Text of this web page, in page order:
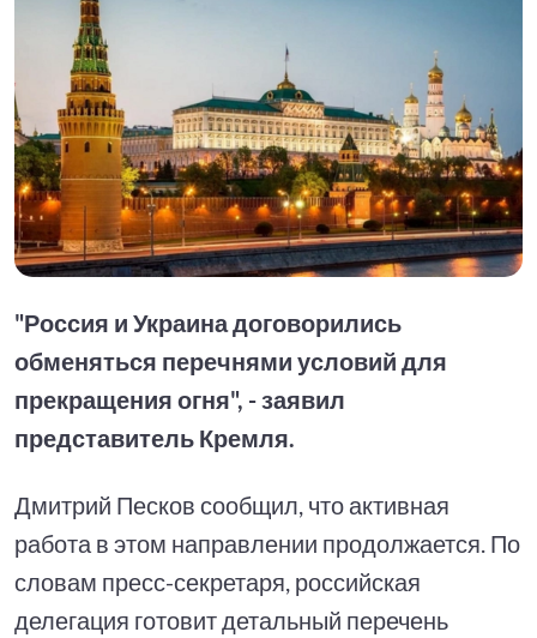
"Россия и Украина договорились
обменяться перечнями условий для
прекращения огня", - заявил
представитель Кремля.
Дмитрий Песков сообщил, что активная
работа в этом направлении продолжается. По
словам пресс-секретаря, российская
делегация готовит детальный перечень